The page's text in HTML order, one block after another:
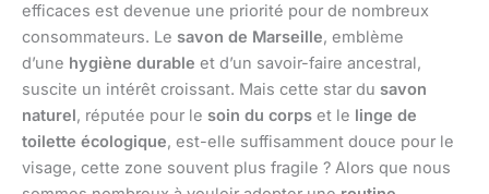
efficaces est devenue une priorité pour de nombreux
consommateurs. Le savon de Marseille, emblème
d’une hygiène durable et d’un savoir-faire ancestral,
suscite un intérêt croissant. Mais cette star du savon
naturel, réputée pour le soin du corps et le linge de
toilette écologique, est-elle suffisamment douce pour le
visage, cette zone souvent plus fragile ? Alors que nous